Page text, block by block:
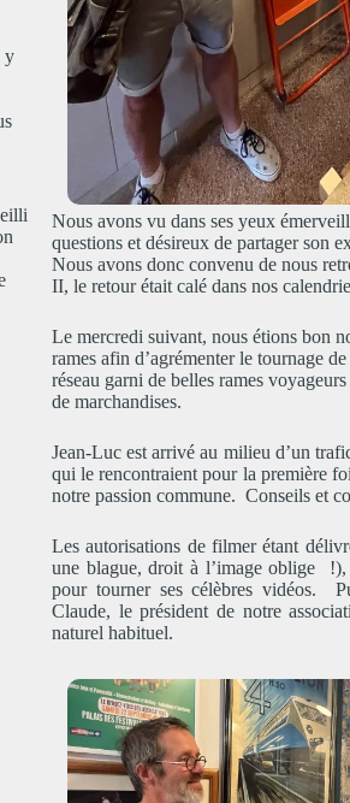
y
Nous avons vu dans ses yeux
questions et désireux de partager son
Nous avons donc convenu de nous
II, le retour était calé dans nos
Le mercredi suivant, nous étions bon
rames afin d’agrémenter le tournage
réseau garni de belles rames
de marchandises.
Jean-Luc est arrivé au milieu d’un
qui le rencontraient pour la première
notre passion commune. Conseils et
Les autorisations de filmer étant
une blague, droit à l’image oblige
pour tourner ses célèbres vidéos.
Claude, le président de notre
naturel habituel.